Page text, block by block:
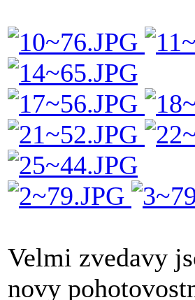
Velmi zvedavy
novy